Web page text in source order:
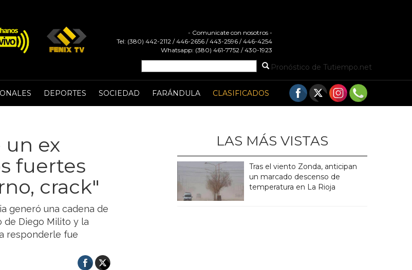
- Comunicate con nosotros -
Tel: (380) 442-2112 / 446-2656 / 443-2596 / 446-4254
Whatsapp: (380) 461-7752 / 430-1923
Pronóstico de Tutiempo.net
DEPORTES SOCIEDAD FARÁNDULA CLASIFICADOS
un ex
fuertes
crack"
generó una cadena de
de Diego Milito y la
responderle fue
LAS MÁS VISTAS
Tras el viento Zonda, anticipan
un marcado descenso de
temperatura en La Rioja